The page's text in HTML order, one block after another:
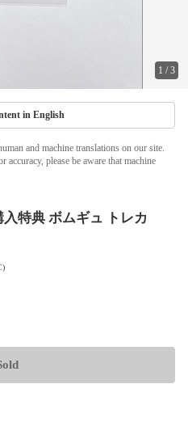
1 /3
in English
and machine translations on our site.
please be aware that machine
特典 ボムギュ トレカ
)